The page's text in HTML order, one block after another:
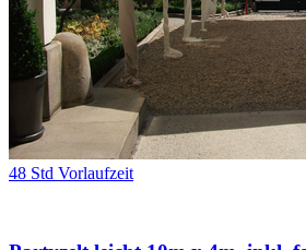
48 Std Vorlaufzeit